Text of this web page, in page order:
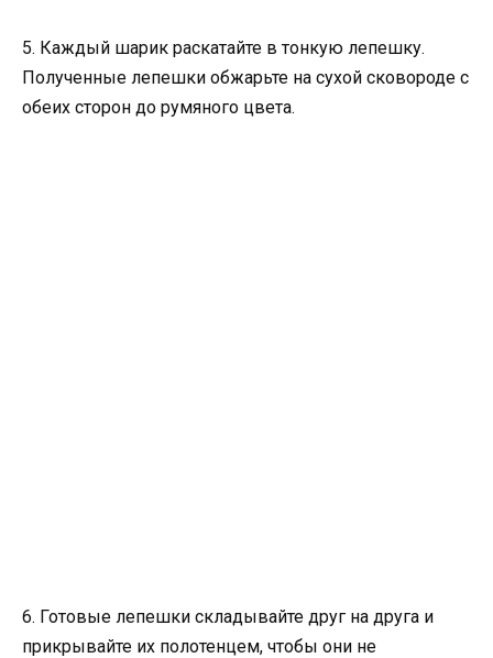
5. Каждый шарик раскатайте в тонкую лепешку.
Полученные лепешки обжарьте на сухой сковороде с
обеих сторон до румяного цвета.
6. Готовые лепешки складывайте друг на друга и
прикрывайте их полотенцем, чтобы они не